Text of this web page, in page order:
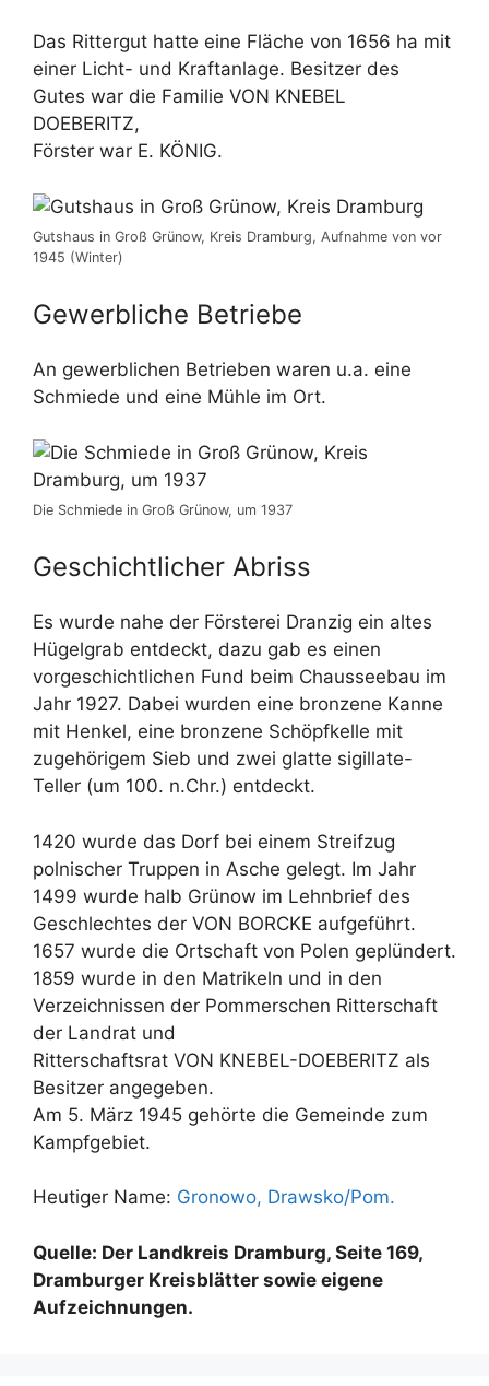
Das Rittergut hatte eine Fläche von 1656 ha mit
einer Licht- und Kraftanlage. Besitzer des
Gutes war die Familie VON KNEBEL
DOEBERITZ,
Förster war E. KÖNIG.
Gutshaus in Groß Grünow, Kreis Dramburg, Aufnahme von vor
1945 (Winter)
Gewerbliche Betriebe
An gewerblichen Betrieben waren u.a. eine
Schmiede und eine Mühle im Ort.
Die Schmiede in Groß Grünow, um 1937
Geschichtlicher Abriss
Es wurde nahe der Försterei Dranzig ein altes
Hügelgrab entdeckt, dazu gab es einen
vorgeschichtlichen Fund beim Chausseebau im
Jahr 1927. Dabei wurden eine bronzene Kanne
mit Henkel, eine bronzene Schöpfkelle mit
zugehörigem Sieb und zwei glatte sigillate-
Teller (um 100. n.Chr.) entdeckt.
1420 wurde das Dorf bei einem Streifzug
polnischer Truppen in Asche gelegt. Im Jahr
1499 wurde halb Grünow im Lehnbrief des
Geschlechtes der VON BORCKE aufgeführt.
1657 wurde die Ortschaft von Polen geplündert.
1859 wurde in den Matrikeln und in den
Verzeichnissen der Pommerschen Ritterschaft
der Landrat und
Ritterschaftsrat VON KNEBEL-DOEBERITZ als
Besitzer angegeben.
Am 5. März 1945 gehörte die Gemeinde zum
Kampfgebiet.
Heutiger Name: Gronowo, Drawsko/Pom.
Quelle: Der Landkreis Dramburg, Seite 169,
Dramburger Kreisblätter sowie eigene
Aufzeichnungen.